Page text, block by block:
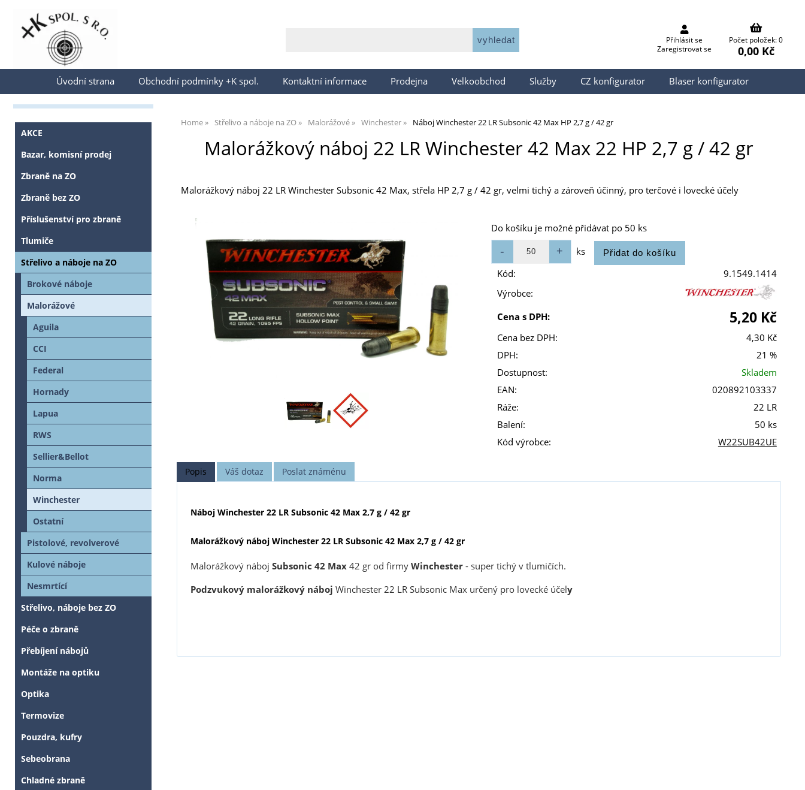
Přihlásit se
Přihlásit se
Zaregistrovat se
Počet položek: 0
0,00 Kč
Úvodní strana Obchodní podmínky +K spol. Kontaktní informace Prodejna Velkoobchod Služby CZ konfigurator Blaser konfigurator
Home Střelivo a náboje na ZO Malorážové Winchester Náboj Winchester 22 LR Subsonic 42 Max HP 2,7 g / 42 gr
Malorážkový náboj 22 LR Winchester 42 Max 22 HP 2,7 g / 42 gr
Malorážkový náboj 22 LR Winchester Subsonic 42 Max, střela HP 2,7 g / 42 gr, velmi tichý a zároveň účinný, pro terčové i lovecké účely
Do košíku je možné přidávat po 50 ks
ks
Kód:
9.1549.1414
Výrobce:
Cena s DPH:
5,20 Kč
Cena bez DPH:
4,30 Kč
DPH:
21 %
Dostupnost:
Skladem
EAN:
020892103337
Ráže:
22 LR
Balení:
50 ks
Kód výrobce:
W22SUB42UE
Popis Váš dotaz Poslat známénu
Náboj Winchester 22 LR Subsonic 42 Max 2,7 g / 42 gr
Malorážkový náboj Winchester 22 LR Subsonic 42 Max 2,7 g / 42 gr
Malorážkový náboj Subsonic 42 Max42 gr od firmyWinchester- super tichý v tlumičích.
Podzvukový malorážkový náboj Winchester 22 LR Subsonic Max určený pro lovecké účely
AKCE
Bazar, komisní prodej
Zbraně na ZO
Zbraně bez ZO
Příslušenství pro zbraně
Tlumiče
Střelivo a náboje na ZO
Brokové náboje
Malorážové
Aguila
CCI
Federal
Hornady
Lapua
RWS
Sellier&Bellot
Norma
Winchester
Ostatní
Pistolové, revolverové
Kulové náboje
Nesmrtící
Střelivo, náboje bez ZO
Péče o zbraně
Přebíjení nábojů
Montáže na optiku
Optika
Termovize
Pouzdra, kufry
Sebeobrana
Chladné zbraně